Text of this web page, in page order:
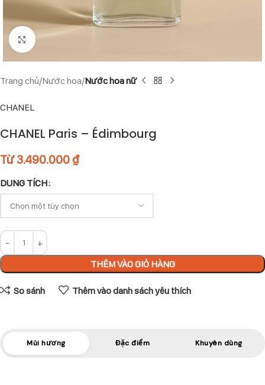
Click to enlarge
Trang chủ Nước hoa Nước hoa nữ
CHANEL
CHANEL Paris – Édimbourg
Từ3.490.000 ₫
DUNG TÍCH
THÊM VÀO GIỎ HÀNG
So sánh Thêm vào danh sách yêu thích
Mùi hương Đặc điểm Khuyên dùng